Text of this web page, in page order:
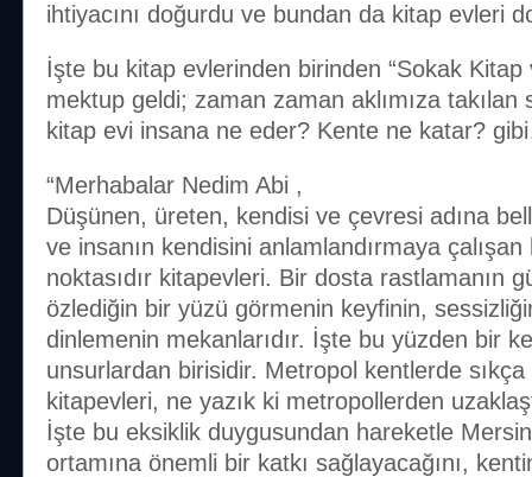
ihtiyacını doğurdu ve bundan da kitap evleri
İşte bu kitap evlerinden birinden “Sokak Kitap
mektup geldi; zaman zaman aklımıza takılan
kitap evi insana ne eder? Kente ne katar?
“Merhabalar Nedim Abi ,
Düşünen, üreten, kendisi ve çevresi adına
ve insanın kendisini anlamlandırmaya
noktasıdır kitapevleri. Bir dosta rastlamanın
özlediğin bir yüzü görmenin keyfinin,
dinlemenin mekanlarıdır. İşte bu yüzden bir
unsurlardan birisidir. Metropol kentlerde
kitapevleri, ne yazık ki metropollerden
İşte bu eksiklik duygusundan hareketle
ortamına önemli bir katkı sağlayacağını,